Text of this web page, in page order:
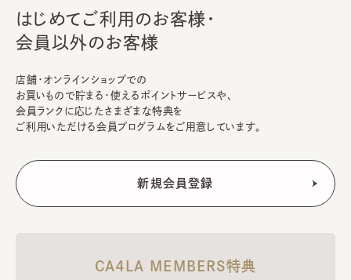
はじめてご利用のお客様・
会員以外のお客様
店舗・オンラインショップでの
お買いもので貯まる・使えるポイントサービスや、
会員ランクに応じたさまざまな特典を
ご利用いただける会員プログラムをご用意しています。
CA4LA MEMBERS特典